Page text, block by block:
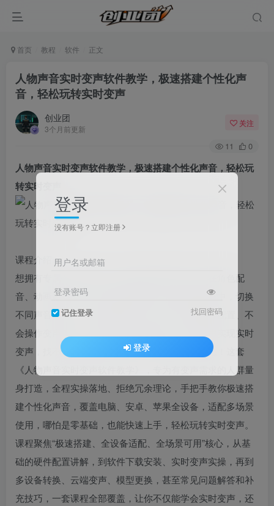
首页 教程 软件 正文
人物声音实时变声软件教学，极速搭建个性化声
音，轻松玩转实时变声
创业团
3个月前更新
关注
11 0
人物声音实时变声软件教学，极速搭建个性化声音，轻松玩
转实时变声
课程介绍：
想拥有专属个性化声音，轻松实现实时变声？想在角色配
音、动画影音创作、趣味搞笑视频、影音音频制作中，切换
不同声音风格，让作品更具特色？却苦于不懂硬件配置、不
会操作变声软件，不知道如何在多设备、多场景中实现实时
变声，找不到简单易懂、全程实操的教程？不用愁！这套
《人物声音实时变声软件教学》，专为有变声需求的人群量
身打造，全程实操落地、拒绝冗余理论，手把手教你极速搭
建个性化声音，覆盖电脑、安卓、苹果全设备，适配多场景
使用，哪怕是零基础，也能快速上手，轻松玩转实时变声。​
课程聚焦“极速搭建、全设备适配、全场景可用”核心，从基
础的硬件配置讲解，到软件下载安装、实时变声实操，再到
多设备转换、云端变声、模型更换，甚至常见问题解答和补
充技巧，一套课程全部覆盖，让你不仅能学会实时变声，还
登录
没有账号？立即注册
用户名或邮箱
登录密码
记住登录 找回密码
登录